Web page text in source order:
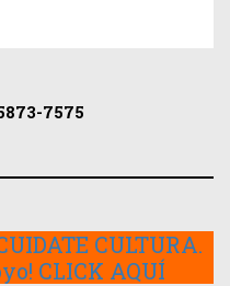
7575
CULTURA.
CLICK AQUÍ